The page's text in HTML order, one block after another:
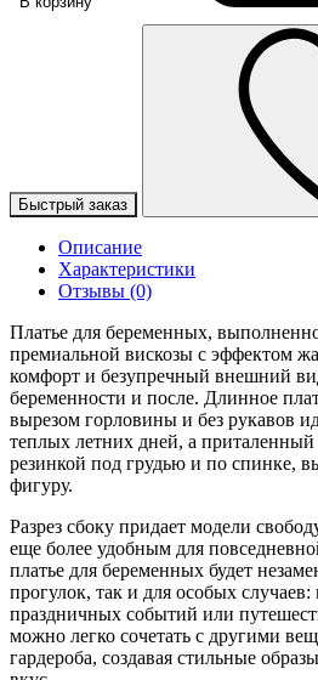
Быстрый заказ
Описание
Характеристики
Отзывы (0)
Платье для беременных,
премиальной вискозы с эффектом
комфорт и безупречный внешний
беременности и после. Длинное
вырезом горловины и без рукавов
теплых летних дней, а
резинкой под грудью и по спинке,
фигуру.
Разрез сбоку придает модели
еще более удобным для
платье для беременных будет
прогулок, так и для особых
праздничных событий или
можно легко сочетать с другими
гардероба, создавая стильные